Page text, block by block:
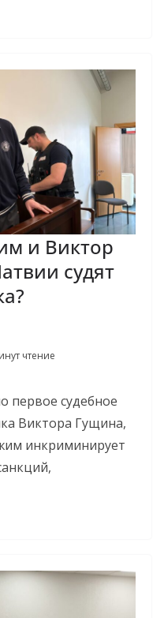
и Виктор
судят
чтение
первое судебное
Виктора Гущина,
инкриминирует